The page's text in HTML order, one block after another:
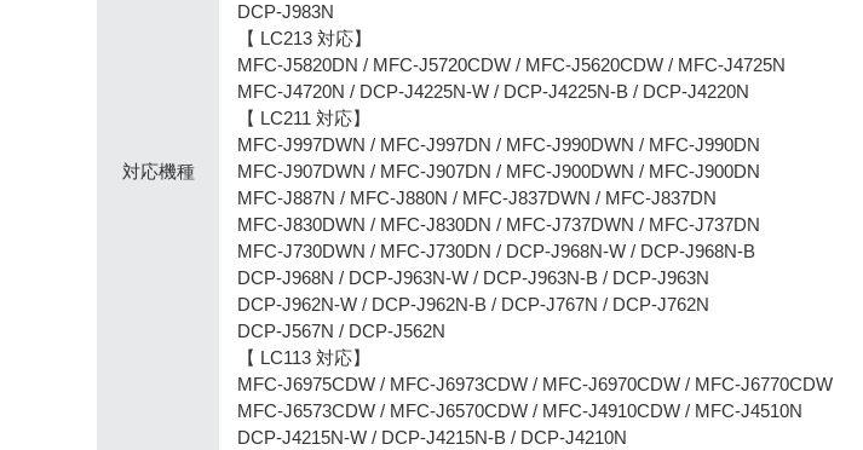
対応機種
DCP-J983N
【 LC213 対応】
MFC-J5820DN / MFC-J5720CDW / MFC-J5620CDW / MFC-J4725N
MFC-J4720N / DCP-J4225N-W / DCP-J4225N-B / DCP-J4220N
【 LC211 対応】
MFC-J997DWN / MFC-J997DN / MFC-J990DWN / MFC-J990DN
MFC-J907DWN / MFC-J907DN / MFC-J900DWN / MFC-J900DN
MFC-J887N / MFC-J880N / MFC-J837DWN / MFC-J837DN
MFC-J830DWN / MFC-J830DN / MFC-J737DWN / MFC-J737DN
MFC-J730DWN / MFC-J730DN / DCP-J968N-W / DCP-J968N-B
DCP-J968N / DCP-J963N-W / DCP-J963N-B / DCP-J963N
DCP-J962N-W / DCP-J962N-B / DCP-J767N / DCP-J762N
DCP-J567N / DCP-J562N
【 LC113 対応】
MFC-J6975CDW / MFC-J6973CDW / MFC-J6970CDW / MFC-J6770CDW
MFC-J6573CDW / MFC-J6570CDW / MFC-J4910CDW / MFC-J4510N
DCP-J4215N-W / DCP-J4215N-B / DCP-J4210N